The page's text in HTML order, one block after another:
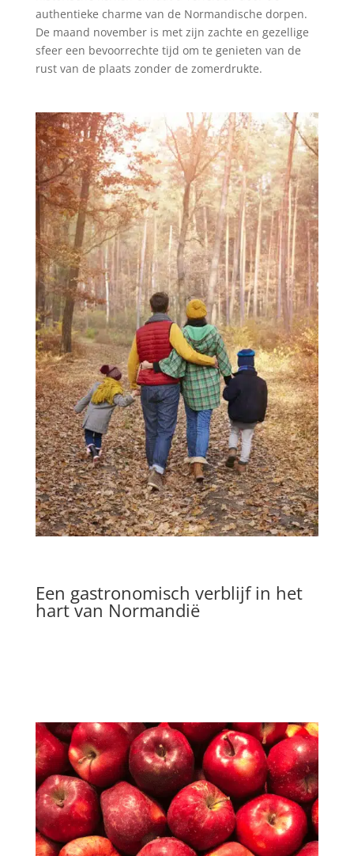
authentieke charme van de Normandische dorpen.
De maand november is met zijn zachte en gezellige
sfeer een bevoorrechte tijd om te genieten van de
rust van de plaats zonder de zomerdrukte.
Een gastronomisch verblijf in het
hart van Normandië